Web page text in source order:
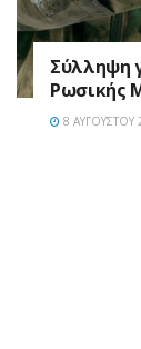
Σύλληψη
Ρωσικής
8 ΑΥΓΟΎΣΤΟΥ